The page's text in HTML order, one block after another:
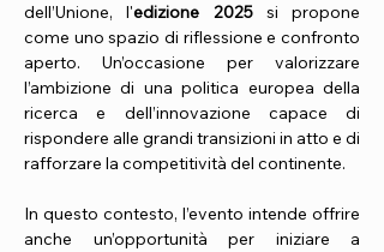
dell’Unione, l'edizione 2025si propone
come uno spazio di riflessione e confronto
aperto. Un’occasione per valorizzare
l’ambizione di una politica europea della
ricerca e dell’innovazione capace di
rispondere alle grandi transizioni in atto e di
rafforzare la competitività del continente.
In questo contesto, l’evento intende offrire
anche un’opportunità per iniziare a